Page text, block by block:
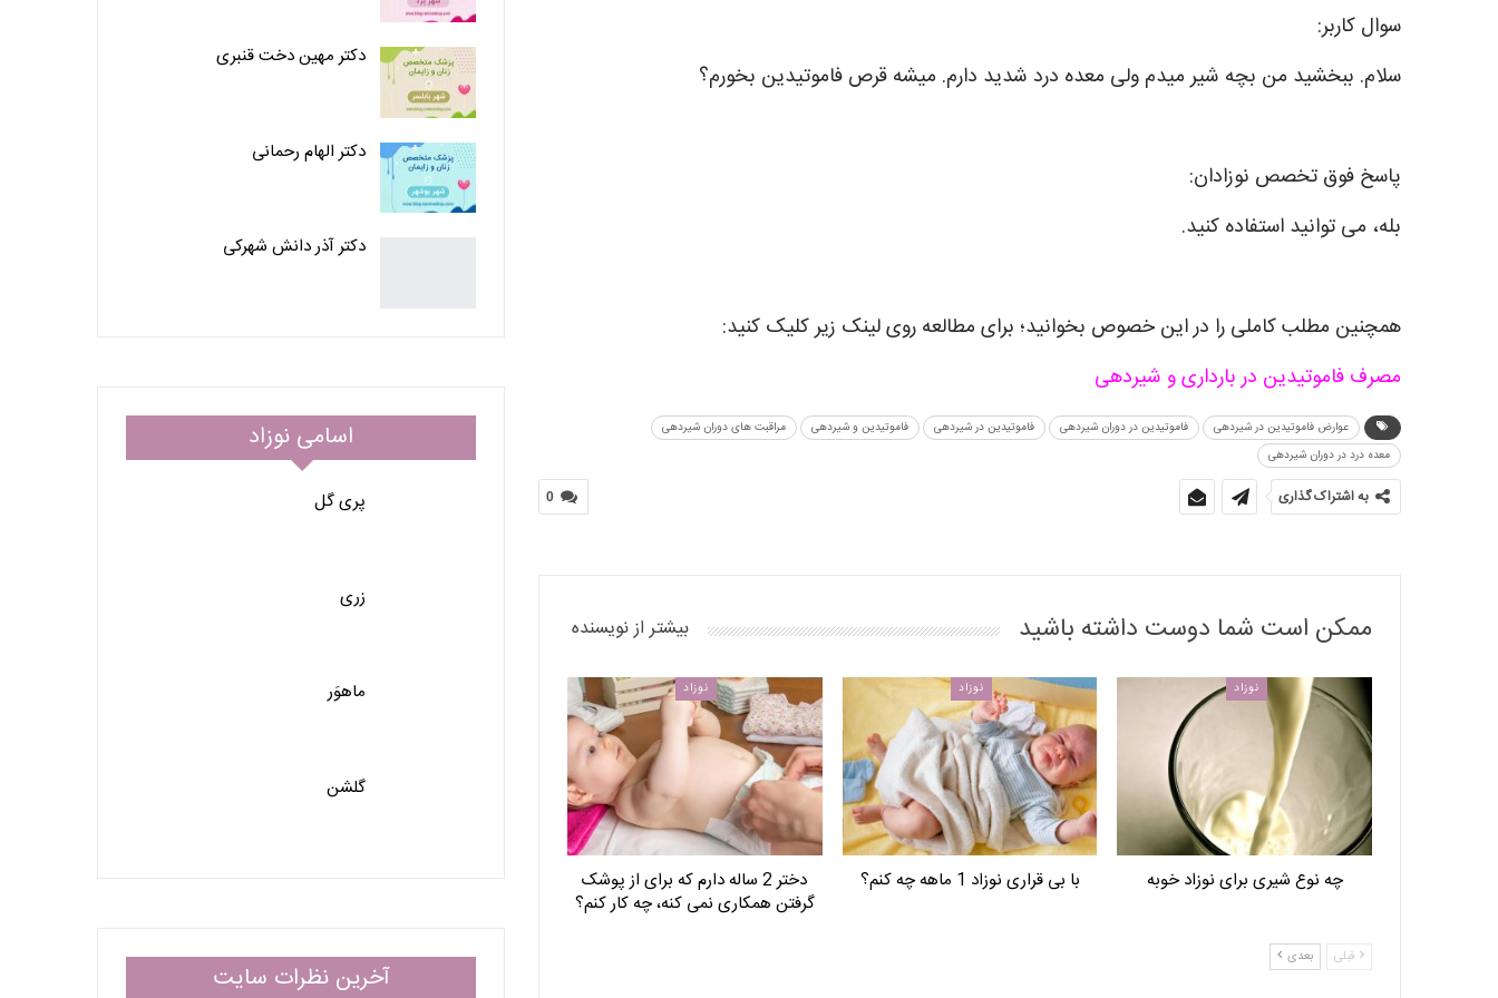
سوال کاربر:
سلام. ببخشید من بچه شیر میدم ولی معده درد شدید دارم. میشه قرص فاموتیدین بخورم؟
پاسخ فوق تخصص نوزادان:
بله، می توانید استفاده کنید.
همچنین مطلب کاملی را در این خصوص بخوانید؛ برای مطالعه روی لینک زیر کلیک کنید:
مصرف فاموتیدین در بارداری و شیردهی
عوارض فاموتیدین در شیردهی فاموتیدین در دوران شیردهی فاموتیدین در شیردهی فاموتیدین و شیردهی
مراقبت های دوران شیردهی
معده درد در دوران شیردهی
0 به اشتراک گذاری
ممکن است شما دوست داشته باشید بیشتر از نویسنده
نوزاد
چه نوع شیری برای نوزاد خوبه
نوزاد
با بی قراری نوزاد 1 ماهه چه کنم؟
نوزاد
دختر 2 ساله دارم که برای از پوشک
گرفتن همکاری نمی کنه، چه کار کنم؟
قبلی بعدی
دکتر مهین دخت قنبری
دکتر الهام رحمانی
دکتر آذر دانش شهرکی
اسامی نوزاد
پری گل
زری
ماهوَر
گلشن
آخرین نظرات سایت